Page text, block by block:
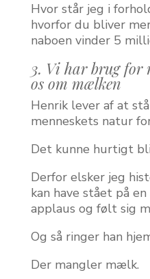
Hvor står jeg i
hvorfor du bliver
naboen vinder 5
3. Vi har brug for
os om mælken
Henrik lever af at
menneskets natur
Det kunne hurtigt
Derfor elsker jeg
kan have stået på
applaus og følt sig
Og så ringer han
Der mangler mælk.